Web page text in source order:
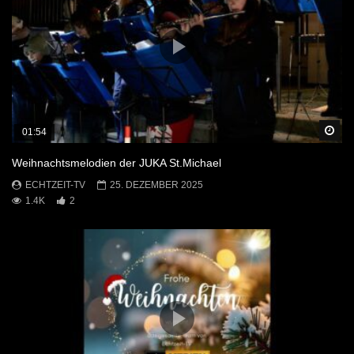
01:54
Weihnachtsmelodien der JUKA St.Michael
ECHTZEIT-TV
25. DEZEMBER 2025
1.4K
2